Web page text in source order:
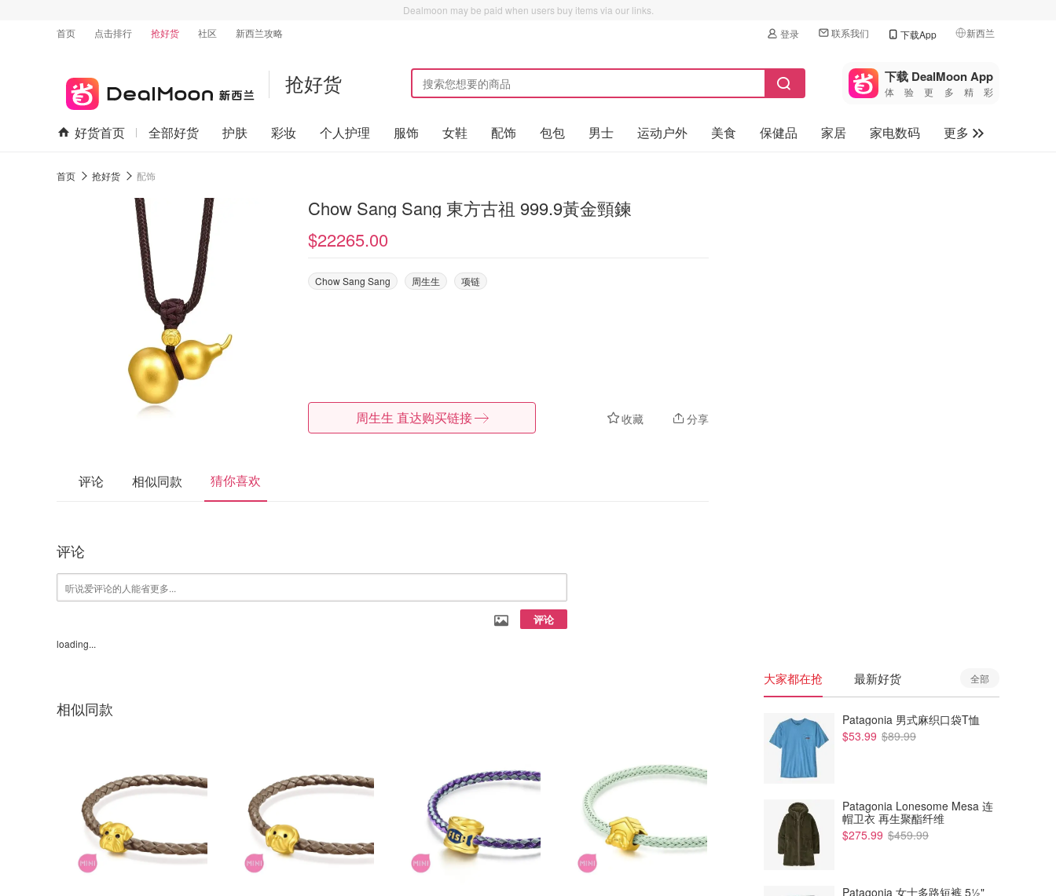
Dealmoon may be paid when users buy items via our links.
首页
点击排行 抢好货 社区 新西兰攻略 登录 联系我们 下载App 新西兰
🇺🇸
美国
🇨🇳中国
🇨🇦加拿大
抢好货 下载 DealMoon App
体验更多精彩
好货首页 全部好货 护肤 彩妆 个人护理 服饰 女鞋 配饰 包包 男士 运动户外 美食 保健品 家居 家电数码
更多
首页 抢好货 配饰
Chow Sang Sang 東方古祖 999.9黃金頸鍊
$22265.00
Chow Sang Sang 周生生 项链
收藏 分享
周生生 直达购买链接
评论 相似同款 猜你喜欢
评论
评论
loading...
相似同款
大家都在抢 最新好货 全部
Patagonia 男式麻织口袋T恤
$53.99 $89.99
Patagonia Lonesome Mesa 连
帽卫衣 再生聚酯纤维
$275.99 $459.99
Patagonia 女士多路短裤 5½"